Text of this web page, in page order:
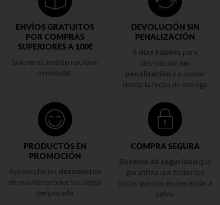
ENVÍOS GRATUITOS
POR COMPRAS
SUPERIORES A 100€
Solo en el ámbito nacional
peninsular.
DEVOLUCIÓN SIN
PENALIZACIÓN
5 días hábiles para
devolución sin
penalización y a contar
desde la fecha de entrega
PRODUCTOS EN
PROMOCIÓN
Aprovecha los descuentos
de muchos productos según
temporada.
COMPRA SEGURA
Sistema de seguridad que
garantiza que todos los
datos que nos envíes están a
salvo.